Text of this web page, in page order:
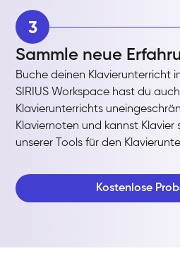
3
Sammle neue
Buche deinen Klavierunterricht
SIRIUS Workspace hast du
Klavierunterrichts
Klaviernoten und kannst Klavier
unserer Tools für den
Kostenlose